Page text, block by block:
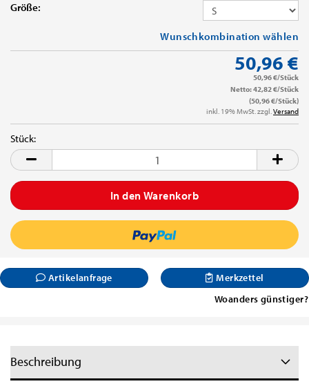
Größe:
Wunschkombination wählen
50,96 €
50,96 €/Stück
Netto: 42,82 €/Stück
(50,96 €/Stück)
inkl. 19% MwSt. zzgl.Versand
Stück:
Stück
Artikelanfrage
Merkzettel
Woanders günstiger?
Beschreibung